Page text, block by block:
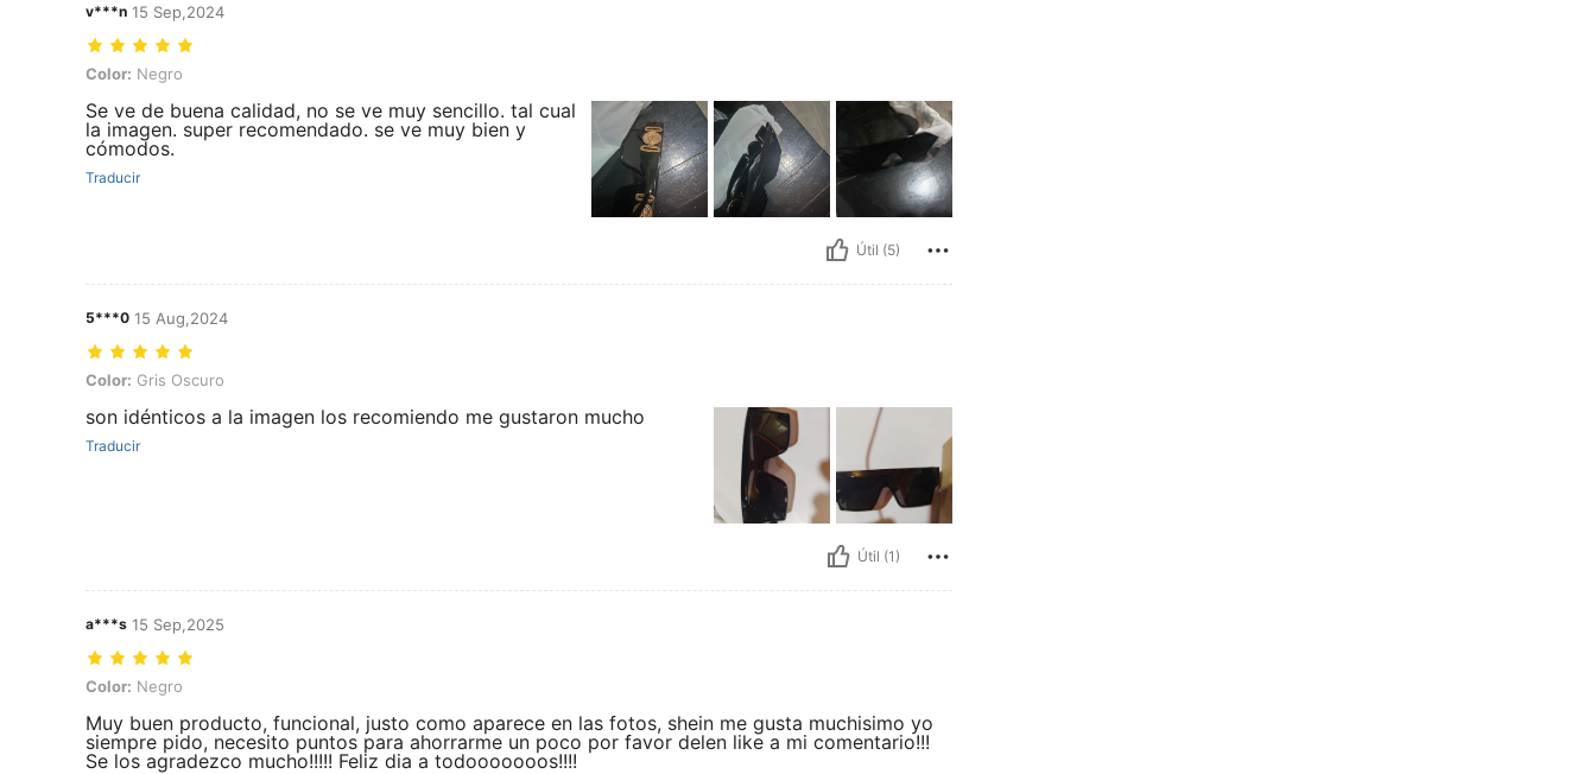
v***n 15 Sep,2024
Color: Negro
Color: Negro
Se ve de buena calidad, no se ve muy sencillo. tal cual
la imagen. super recomendado. se ve muy bien y
cómodos.
Traducir
Útil (5)
5***0 15 Aug,2024
Color: Gris Oscuro
Color: Gris Oscuro
son idénticos a la imagen los recomiendo me gustaron mucho
Traducir
Útil (1)
a***s 15 Sep,2025
Color: Negro
Color: Negro
Muy buen producto, funcional, justo como aparece en las fotos, shein me gusta muchisimo yo
siempre pido, necesito puntos para ahorrarme un poco por favor delen like a mi comentario!!!
Se los agradezco mucho!!!!! Feliz dia a todooooooos!!!!